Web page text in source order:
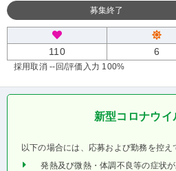
募集終了
110 6
採用取消 --回/評価入力 100%
新型コロナウ
以下の場合には、応募および勤務を控え
発熱及び微熱・体調不良等の症状